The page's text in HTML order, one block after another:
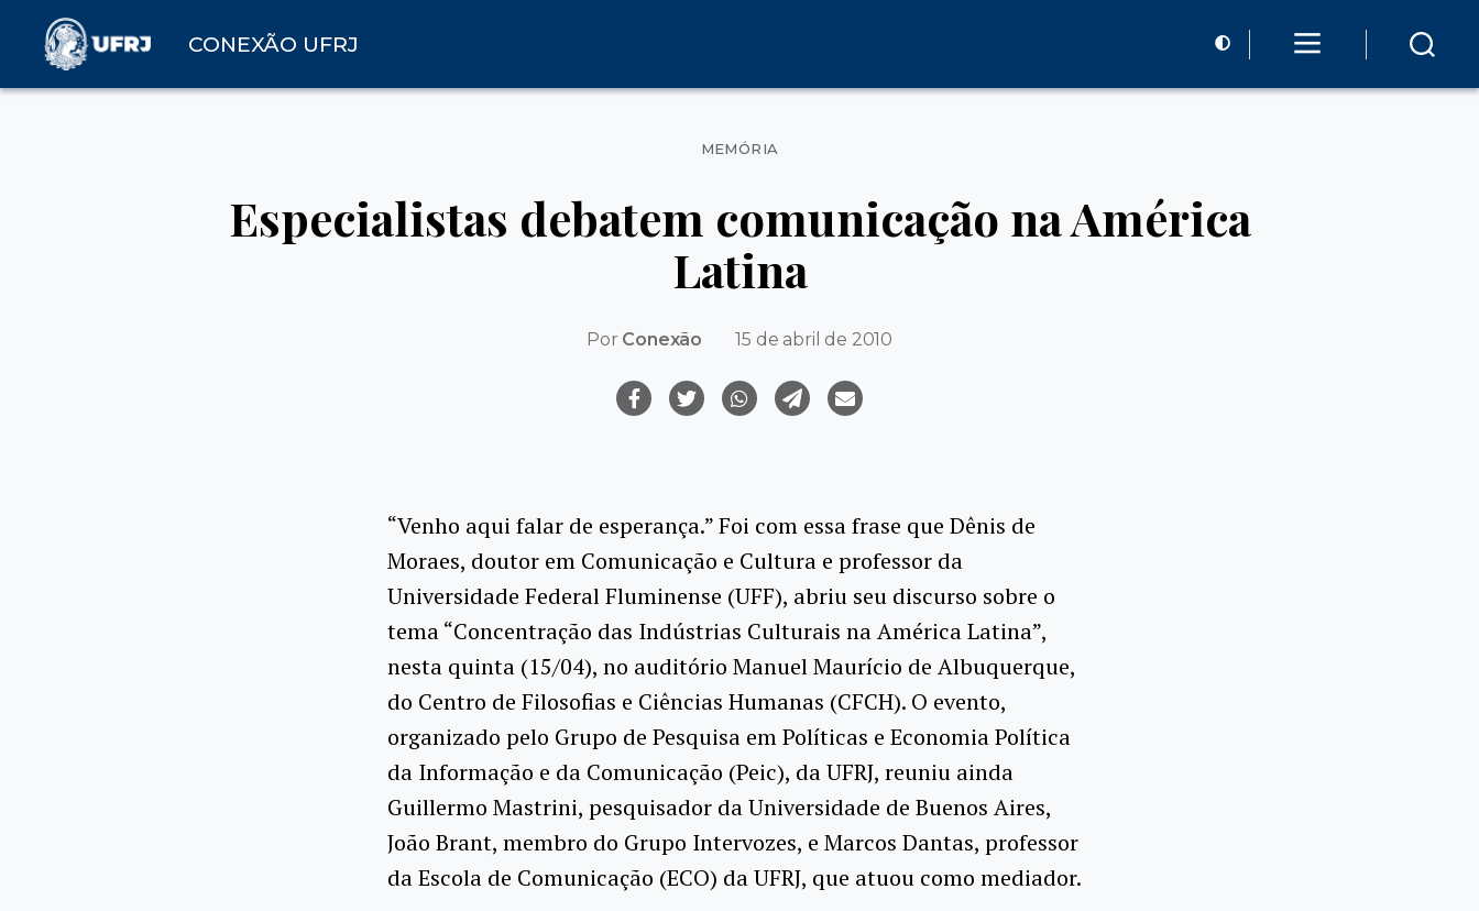
CONEXÃO UFRJ
Categorias
MEMÓRIA
Especialistas debatem comunicação na América
Latina
Por Conexão 15 de abril de 2010
“Venho aqui falar de esperança.” Foi com essa frase que Dênis de
Moraes, doutor em Comunicação e Cultura e professor da
Universidade Federal Fluminense (UFF), abriu seu discurso sobre o
tema “Concentração das Indústrias Culturais na América Latina”,
nesta quinta (15/04), no auditório Manuel Maurício de Albuquerque,
do Centro de Filosofias e Ciências Humanas (CFCH). O evento,
organizado pelo Grupo de Pesquisa em Políticas e Economia Política
da Informação e da Comunicação (Peic), da UFRJ, reuniu ainda
Guillermo Mastrini, pesquisador da Universidade de Buenos Aires,
João Brant, membro do Grupo Intervozes, e Marcos Dantas, professor
da Escola de Comunicação (ECO) da UFRJ, que atuou como mediador.